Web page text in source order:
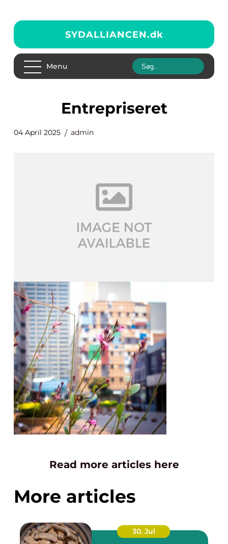
SYDALLIANCEN.dk
Menu
entrepriseret
04 April 2025 admin
Read more articles here
More articles
30. Jul